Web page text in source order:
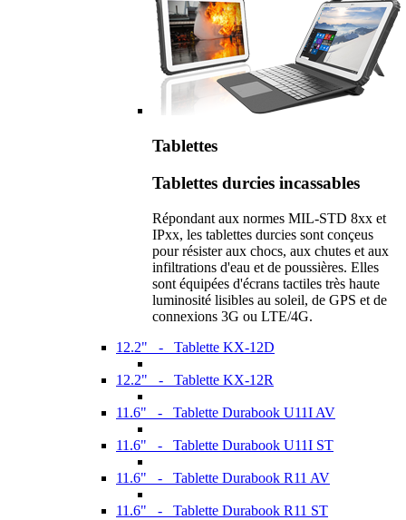
Tablettes
Tablettes durcies incassables
Répondant aux normes MIL-STD 8xx et
IPxx, les tablettes durcies sont conçeus
pour résister aux chocs, aux chutes et aux
infiltrations d'eau et de poussières. Elles
sont équipées d'écrans tactiles très haute
luminosité lisibles au soleil, de GPS et de
connexions 3G ou LTE/4G.
12.2" - Tablette KX-12D
12.2" - Tablette KX-12R
11.6" - Tablette Durabook U11I AV
11.6" - Tablette Durabook U11I ST
11.6" - Tablette Durabook R11 AV
11.6" - Tablette Durabook R11 ST